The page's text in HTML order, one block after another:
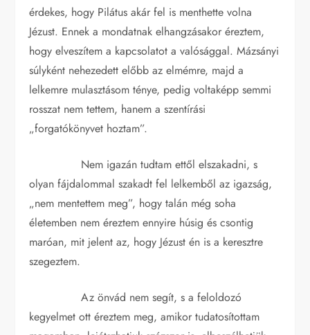
érdekes, hogy Pilátus akár fel is menthette volna
Jézust. Ennek a mondatnak elhangzásakor éreztem,
hogy elveszítem a kapcsolatot a valósággal. Mázsányi
súlyként nehezedett előbb az elmémre, majd a
lelkemre mulasztásom ténye, pedig voltaképp semmi
rosszat nem tettem, hanem a szentírási
„forgatókönyvet hoztam”.
Nem igazán tudtam ettől elszakadni, s
olyan fájdalommal szakadt fel lelkemből az igazság,
„nem mentettem meg”, hogy talán még soha
életemben nem éreztem ennyire húsig és csontig
maróan, mit jelent az, hogy Jézust én is a keresztre
szegeztem.
Az önvád nem segít, s a feloldozó
kegyelmet ott éreztem meg, amikor tudatosítottam